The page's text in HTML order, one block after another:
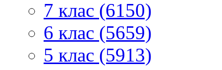
7 клас (6150)
6 клас (5659)
5 клас (5913)